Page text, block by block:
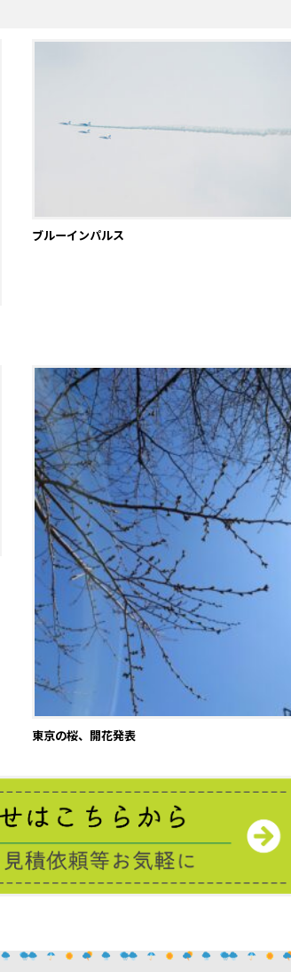
ブルーインパルス
東京の桜、開花発表